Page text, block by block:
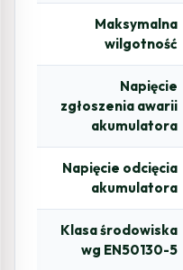
Maksymalna
wilgotność
Napięcie
zgłoszenia awarii
akumulatora
Napięcie odcięcia
akumulatora
Klasa środowiska
wg EN50130-5